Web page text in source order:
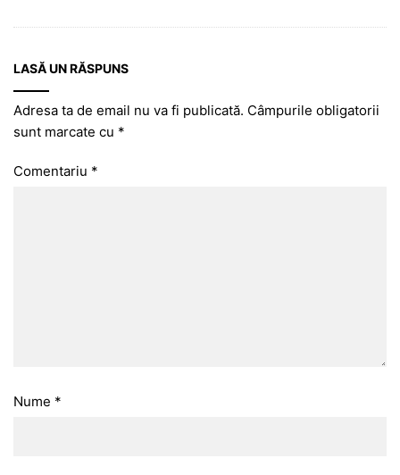
LASĂ UN RĂSPUNS
Adresa ta de email nu va fi publicată. Câmpurile obligatorii
sunt marcate cu *
Comentariu *
Nume *